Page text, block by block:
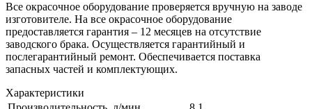
Все окрасочное оборудование проверяется вручную на заводе
изготовителе. На все окрасочное оборудование
предоставляется гарантия – 12 месяцев на отсутствие
заводского брака. Осуществляется гарантийный и
послегарантийный ремонт. Обеспечивается поставка
запасных частей и комплектующих.
Характеристики